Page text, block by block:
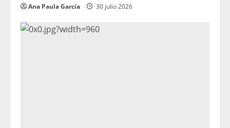
Ana Paula García 30 julio 2026